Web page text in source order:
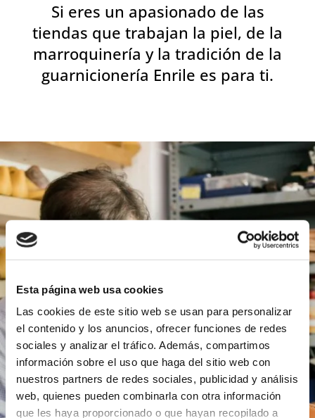
Esta página web usa cookies
Las cookies de este sitio web se usan para personalizar
el contenido y los anuncios, ofrecer funciones de redes
sociales y analizar el tráfico. Además, compartimos
información sobre el uso que haga del sitio web con
nuestros partners de redes sociales, publicidad y análisis
web, quienes pueden combinarla con otra información
que les haya proporcionado o que hayan recopilado a
Si eres un apasionado de las
tiendas que trabajan la piel, de la
marroquinería y la tradición de la
guarnicionería Enrile es para ti.